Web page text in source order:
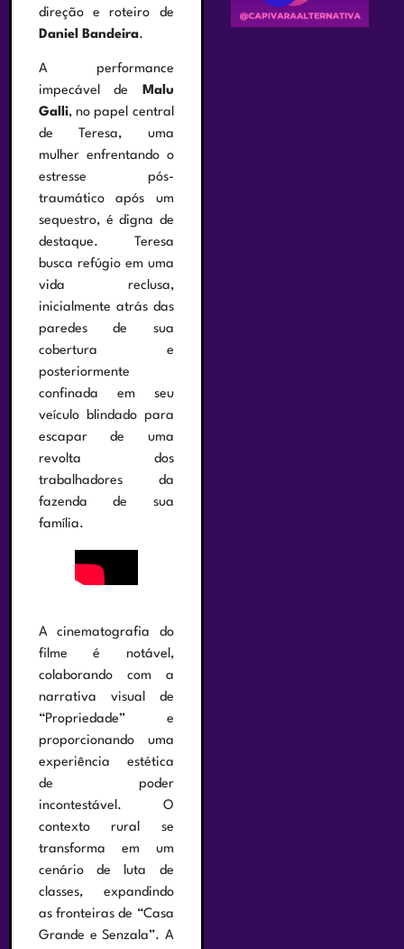
direção e roteiro de
Daniel Bandeira.
A performance
impecável de Malu
Galli, no papel central
de Teresa, uma
mulher enfrentando o
estresse pós-
traumático após um
sequestro, é digna de
destaque. Teresa
busca refúgio em uma
vida reclusa,
inicialmente atrás das
paredes de sua
cobertura e
posteriormente
confinada em seu
veículo blindado para
escapar de uma
revolta dos
trabalhadores da
fazenda de sua
família.
A cinematografia do
filme é notável,
colaborando com a
narrativa visual de
“Propriedade” e
proporcionando uma
experiência estética
de poder
incontestável. O
contexto rural se
transforma em um
cenário de luta de
classes, expandindo
as fronteiras de “Casa
Grande e Senzala”. A